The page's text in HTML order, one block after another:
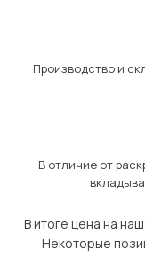
Производство и
В отличие от
В итоге цена на
Некоторые